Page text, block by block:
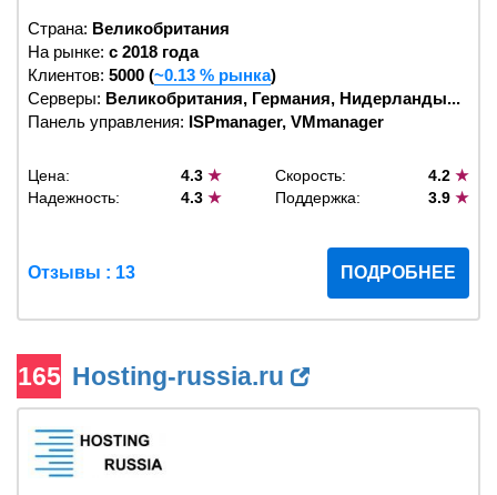
Страна: Великобритания
На рынке: c 2018 года
Клиентов: 5000 (~0.13 % рынка)
Серверы: Великобритания, Германия, Нидерланды...
Панель управления: ISPmanager, VMmanager
Цена: 4.3★ Скорость: 4.2 ★
Надежность:
4.3★ Поддержка: 3.9 ★
Отзывы : 13 ПОДРОБНЕЕ
165 Hosting-russia.ru